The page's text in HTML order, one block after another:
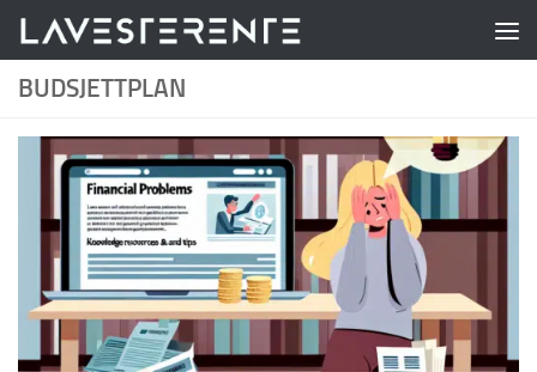
Skip to content
BUDSJETTPLAN